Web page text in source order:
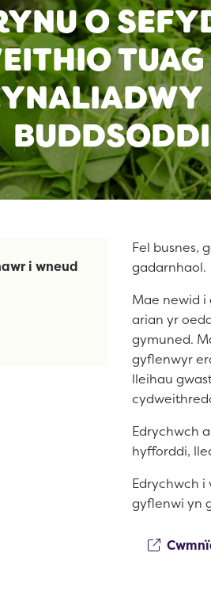
O
i wneud
Fel busnes,
gadarnhaol.
Mae newid
arian yr
gymuned.
gyflenwyr
lleihau
Edrychwch
hyfforddi,
Edrychwch
gyflenwi yn